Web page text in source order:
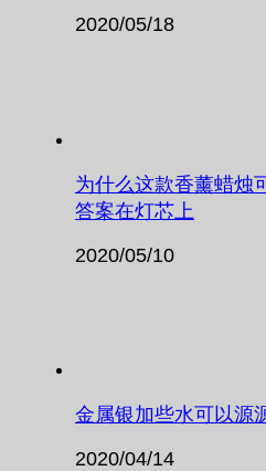
2020/05/18
为什么这款香薰蜡烛
答案在灯芯上
2020/05/10
金属银加些水可以源
2020/04/14